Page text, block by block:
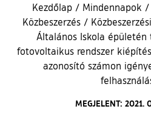
Kezdőlap / Mindennapok /
Közbeszerzés /
Általános Iskola
fotovoltaikus rendszer
azonosító számon
MEGJELENT: 2021.